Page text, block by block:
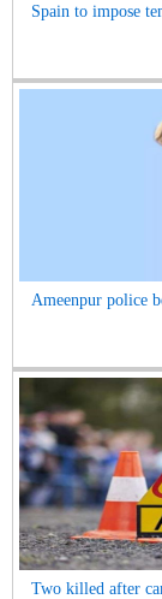
Spain to impose
Ameenpur police
Two killed after